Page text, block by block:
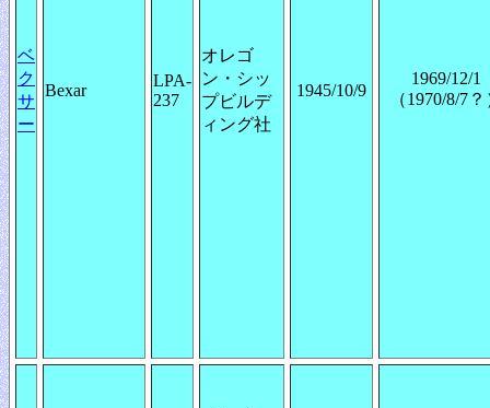
ベ
ク
サ
ー
Bexar
LPA-
237
オレゴ
ン・シッ
プビルデ
ィング社
1945/10/9
1969/12/1
（1970/8/7